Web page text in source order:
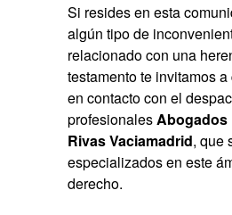
Si resides en esta
algún tipo de
relacionado con una
testamento te invitamos
en contacto con el
profesionalesAbogados
Rivas Vaciamadrid, que
especializados en este
derecho.